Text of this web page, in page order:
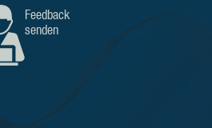
Feedback
senden